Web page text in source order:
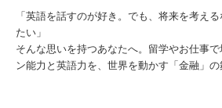
「英語を話すのが好き。でも、将来を考え
たい」
そんな思いを持つあなたへ。留学やお仕事
ン能力と英語力を、世界を動かす「金融」